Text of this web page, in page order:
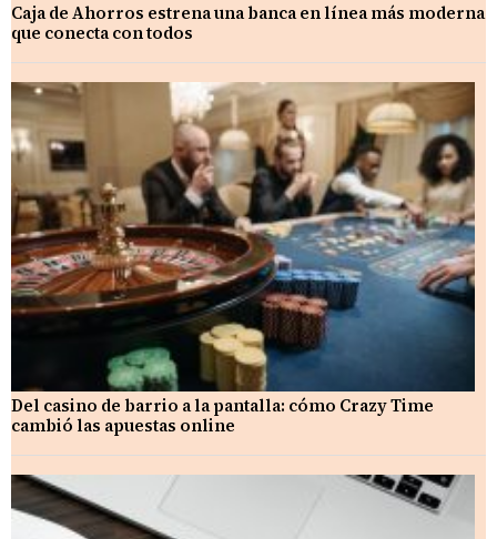
Caja de Ahorros estrena una banca en línea más moderna
que conecta con todos
Del casino de barrio a la pantalla: cómo Crazy Time
cambió las apuestas online